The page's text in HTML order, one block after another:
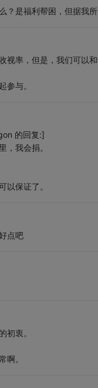
？是福利帮困，但据我
视率，但是，我们可以和
参与。
的回复:]
，我会捐。
以保证了。
点吧
初衷。
啊。